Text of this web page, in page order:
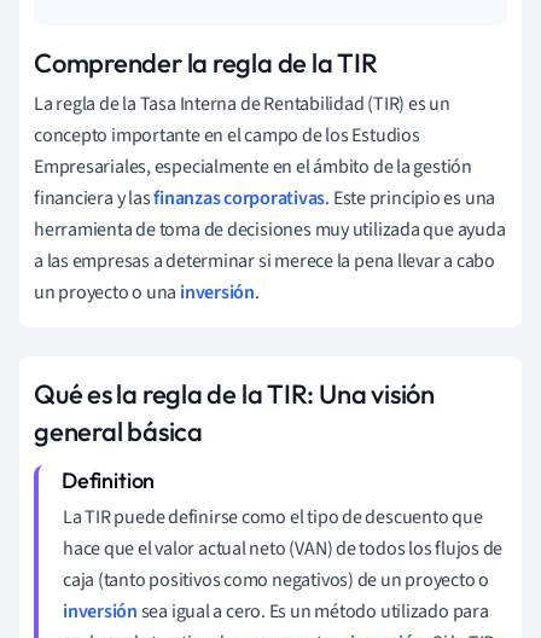
Comprender la regla de la TIR
La regla de la Tasa Interna de Rentabilidad (TIR) es un
concepto importante en el campo de los Estudios
Empresariales, especialmente en el ámbito de la gestión
financiera y lasfinanzas corporativas. Este principio es una
herramienta de toma de decisiones muy utilizada que ayuda
a las empresas a determinar si merece la pena llevar a cabo
un proyecto o una inversión.
Qué es la regla de la TIR: Una visión
general básica
La TIR puede definirse como el tipo de descuento que
hace que el valor actual neto (VAN) de todos los flujos de
caja (tanto positivos como negativos) de un proyecto o
inversiónsea igual a cero. Es un método utilizado para